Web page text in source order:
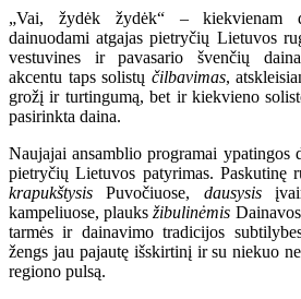
„Vai, žydėk žydėk“ – kiekvienam
dainuodami atgajas pietryčių Lietuvos
vestuvines ir pavasario švenčių
akcentu taps solistų čilbavimas,
grožį ir turtingumą, bet ir kiekvieno
pasirinkta daina.
Naujajai ansamblio programai ypatingos
pietryčių Lietuvos patyrimas. Paskutinę
krapukštysis Puvočiuose, dausysis
kampeliuose, plauksžibulinėmis
tarmės ir dainavimo tradicijos
žengs jau pajautę išskirtinį ir su niekuo
regiono pulsą.